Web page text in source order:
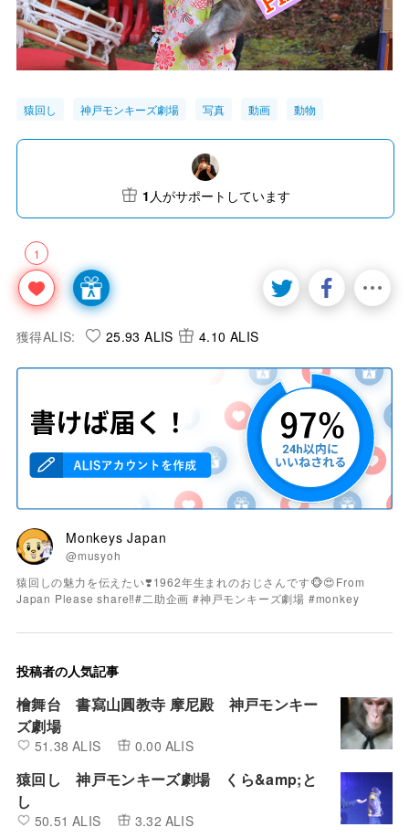
猿回し 神戸モンキーズ劇場 写真 動画 動物
1
1 人がサポートしています
獲得ALIS: 25.93 ALIS 4.10 ALIS
Monkeys Japan
@musyoh
猿回しの魅力を伝えたい❣️1962年生まれのおじさんです🐵😍From
Japan Please share‼️#二助企画 #神戸モンキーズ劇場 #monkey
投稿者の人気記事
檜舞台 書寫山圓教寺 摩尼殿 神戸モンキー
ズ劇場
51.38 ALIS 0.00 ALIS
猿回し 神戸モンキーズ劇場 くら&amp;と
し
50.51 ALIS 3.32 ALIS